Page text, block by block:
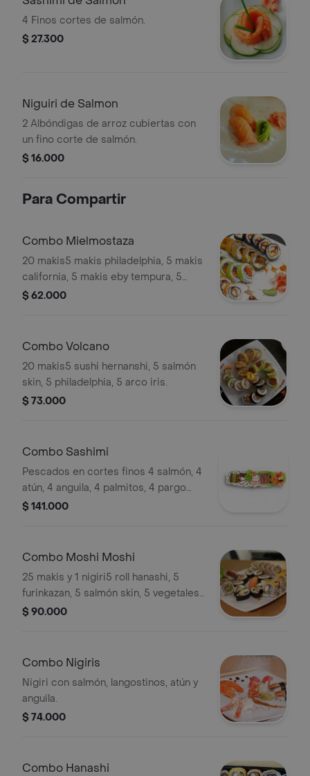
4 Finos cortes de salmón.
$ 27.300
Niguiri de Salmon
2 Albóndigas de arroz cubiertas con
un fino corte de salmón.
$ 16.000
Para Compartir
Combo Mielmostaza
20 makis5 makis philadelphia, 5 makis
california, 5 makis eby tempura, 5
makis tempura sumiday.
$ 62.000
Combo Volcano
20 makis5 sushi hernanshi, 5 salmón
skin, 5 philadelphia, 5 arco iris.
$ 73.000
Combo Sashimi
Pescados en cortes finos 4 salmón, 4
atún, 4 anguila, 4 palmitos, 4 pargo
rojo, 4 pulpo.
$ 141.000
Combo Moshi Moshi
25 makis y 1 nigiri5 roll hanashi, 5
furinkazan, 5 salmón skin, 5 vegetales
tempura, 5 new york y 1 nigiri salmón
$ 90.000
Combo Nigiris
Nigiri con salmón, langostinos, atún y
anguila.
$ 74.000
Combo Hanashi